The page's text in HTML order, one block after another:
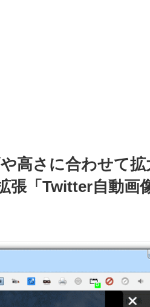
高さに合わせて拡
張「Twitter自動画